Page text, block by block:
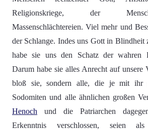
Religionskriege, der
Massenschlächtereien. Viel mehr und
der Schlange. Indes uns Gott in Blindheit
habe sie uns den Schatz der wahren
Darum habe sie alles Anrecht auf unsere
bloß sie, sondern alle, die je mit ihr
Sodomiten und alle ähnlichen großen
Henoch und die Patriarchen
Erkenntnis verschlossen, seien